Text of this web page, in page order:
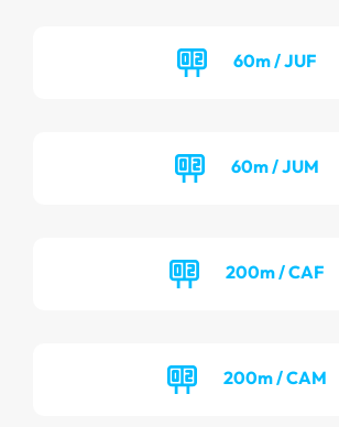
60m / JUF
60m / JUM
200m / CAF
200m / CAM